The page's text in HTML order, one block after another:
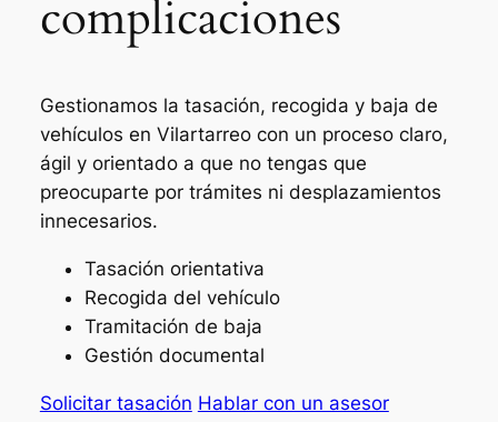
complicaciones
Gestionamos la tasación, recogida y baja de
vehículos en Vilartarreo con un proceso claro,
ágil y orientado a que no tengas que
preocuparte por trámites ni desplazamientos
innecesarios.
Tasación orientativa
Recogida del vehículo
Tramitación de baja
Gestión documental
Solicitar tasación Hablar con un asesor